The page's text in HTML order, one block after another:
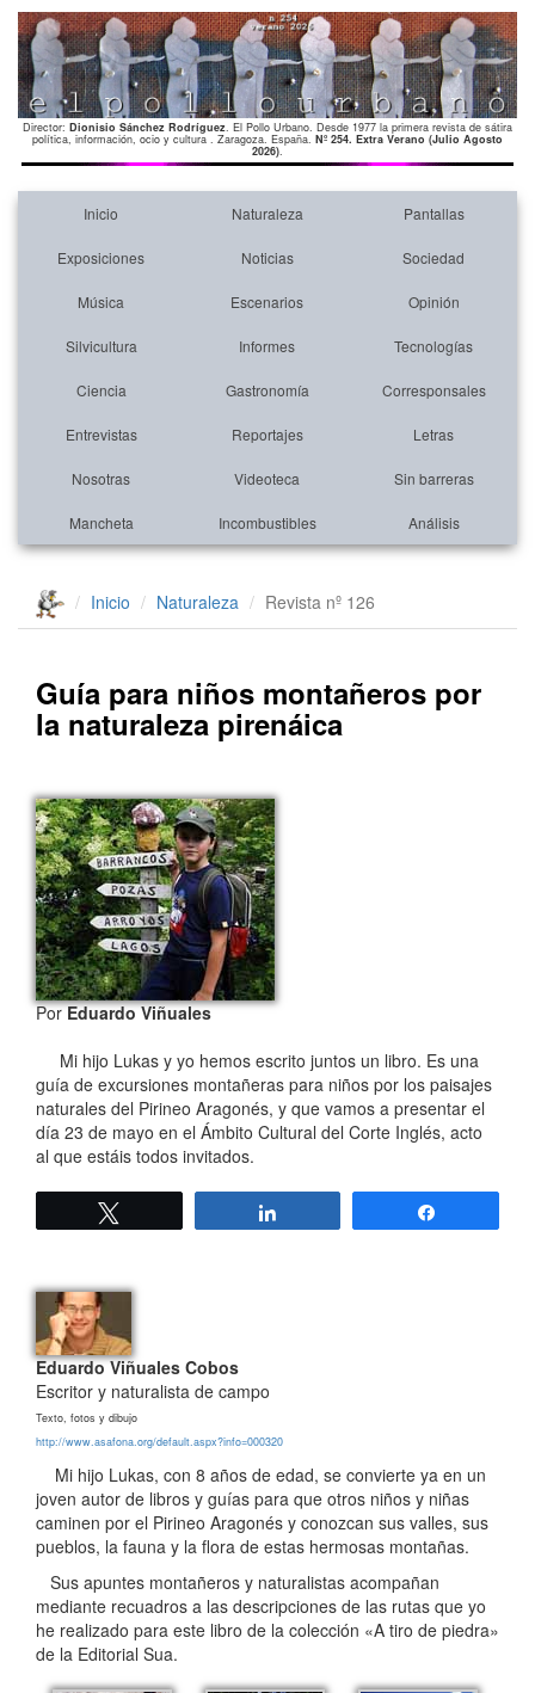
Director: Dionisio Sánchez Rodríguez. El Pollo Urbano. Desde 1977 la primera revista de sátira
política, información, ocio y cultura . Zaragoza. España. Nº 254. Extra Verano (Julio Agosto
2026).
Inicio Naturaleza Pantallas
Exposiciones Noticias Sociedad
Música Escenarios Opinión
Silvicultura Informes Tecnologías
Ciencia Gastronomía Corresponsales
Entrevistas Reportajes Letras
Nosotras Videoteca Sin barreras
Mancheta Incombustibles Análisis
Inicio Naturaleza Revista nº 126
Guía para niños montañeros por
la naturaleza pirenáica
PorEduardo Viñuales
Mi hijo Lukas y yo hemos escrito juntos un libro. Es una
guía de excursiones montañeras para niños por los paisajes
naturales del Pirineo Aragonés, y que vamos a presentar el
día 23 de mayo en el Ámbito Cultural del Corte Inglés, acto
al que estáis todos invitados.
Eduardo Viñuales Cobos
Escritor y naturalista de campo
Texto, fotos y dibujo
http://www.asafona.org/default.aspx?info=000320
Mi hijo Lukas, con 8 años de edad, se convierte ya en un
joven autor de libros y guías para que otros niños y niñas
caminen por el Pirineo Aragonés y conozcan sus valles, sus
pueblos, la fauna y la flora de estas hermosas montañas.
Sus apuntes montañeros y naturalistas acompañan
mediante recuadros a las descripciones de las rutas que yo
he realizado para este libro de la colección «A tiro de piedra»
de la Editorial Sua.